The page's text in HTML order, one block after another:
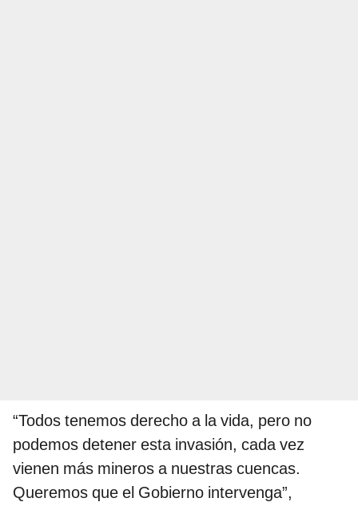
“Todos tenemos derecho a la vida, pero no
podemos detener esta invasión, cada vez
vienen más mineros a nuestras cuencas.
Queremos que el Gobierno intervenga”,